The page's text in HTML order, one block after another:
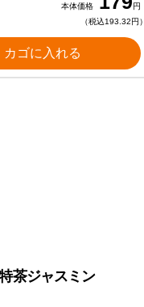
本体価格
円
（税込193.32円）
カゴに入れる
茶ジャスミン